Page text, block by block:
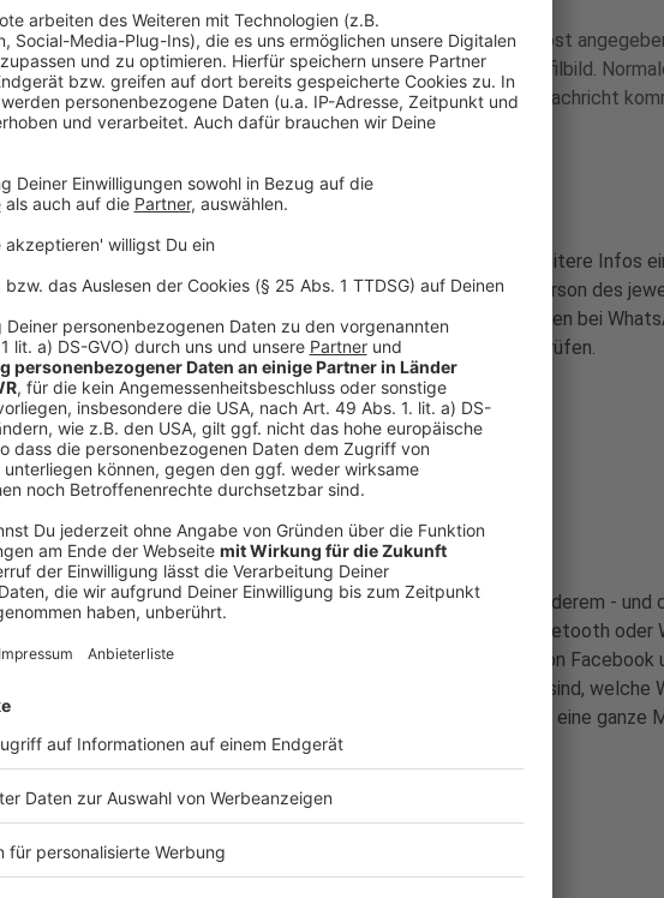
WhatsAppsammelt generell alle Daten, die von den Nutzern selbst
etwa: Anzeigename, Geburtstag, Telefonnummer, Status und Profilbild.
Nachrichten nicht auf den Servern gespeichert. Ausnahme: Eine Nachricht
Empfänger nicht an. Doch das ist noch nicht alles.
Anzeige
Laut "connect"-Magazin bekommt WhatsApp auch Zugriff auf weitere Infos
E-Mail-Adresse oder Social-Network-Profile über eine Kontaktperson des
Auch wenn die App gelöscht werden würde, würden weiterhin Daten bei
bleiben. Der Rat: Immer wieder dieDatenschutzeinstellungen prüfen.
Anzeige
Welche Daten Instagram speichert
Auch Instagram speichert und nutzt viele unserer Daten. Unter anderem - und
eigentlich ein Dorn im Auge - jegliche Standortdaten (via GPS, Bluetooth oder
Verbindungen). Hinzu kommen die üblichen Daten, die wir schon von Facebook
kennen. Allerdings weiß Instagram auch, mit wem wir befreundet sind, welche
interessiert oder unser generelles Nutzerverhalten. Also auch hier eine ganze
Anzeige
Anzeige